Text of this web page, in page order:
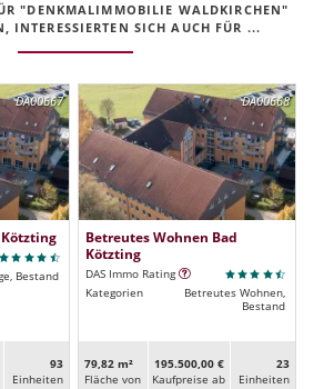
"DENKMALIMMOBILIE WALDKIRCHEN"
INTERESSIERTEN SICH AUCH FÜR ...
DA00667
Bestand
93
Ein­heiten
DA00668
Betreutes Wohnen Bad
Kötzting
DAS Immo Rating
Kategorien
Betreutes Wohnen,
Bestand
79,82 m²
Fläche von
195.500,00 €
Kaufpreise ab
23
Ein­heiten